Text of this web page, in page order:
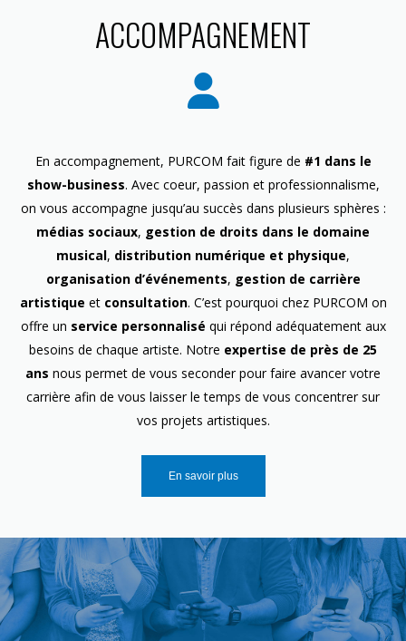
ACCOMPAGNEMENT
En accompagnement, PURCOM fait figure de #1 dans le
show-business. Avec coeur, passion et professionnalisme,
on vous accompagne jusqu’au succès dans plusieurs sphères :
médias sociaux, gestion de droits dans le domaine
musical, distribution numérique et physique,
organisation d’événements, gestion de carrière
artistique etconsultation. C’est pourquoi chez PURCOM on
offre un service personnalisé qui répond adéquatement aux
besoins de chaque artiste. Notre expertise de près de 25
ans nous permet de vous seconder pour faire avancer votre
carrière afin de vous laisser le temps de vous concentrer sur
vos projets artistiques.
En savoir plus